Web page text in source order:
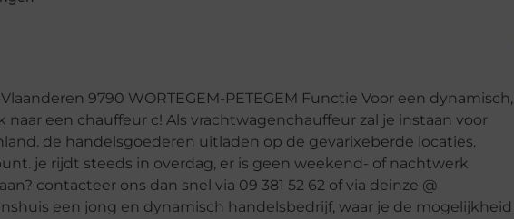
9790 WORTEGEM-PETEGEM Functie Voor een dynamisch,
een chauffeur c! Als vrachtwagenchauffeur zal je instaan voor
de handelsgoederen uitladen op de gevarixeberde locaties.
je rijdt steeds in overdag, er is geen weekend- of nachtwerk
contacteer ons dan snel via 09 381 52 62 of via deinze @
een jong en dynamisch handelsbedrijf, waar je de mogelijkheid